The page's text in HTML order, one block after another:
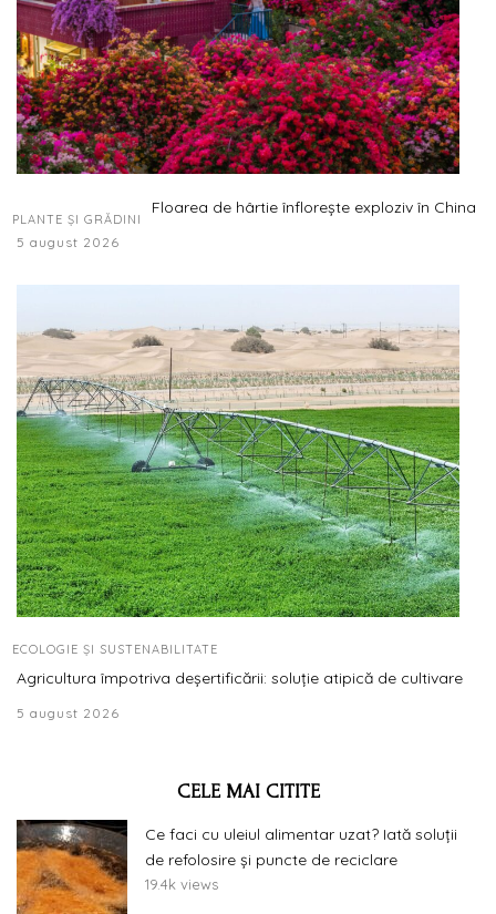
PLANTE ȘI GRĂDINI
Floarea de hârtie înflorește exploziv în China
5 august 2026
ECOLOGIE ȘI SUSTENABILITATE
Agricultura împotriva deșertificării: soluție atipică de cultivare
5 august 2026
CELE MAI CITITE
Ce faci cu uleiul alimentar uzat? Iată soluții
de refolosire și puncte de reciclare
19.4k views